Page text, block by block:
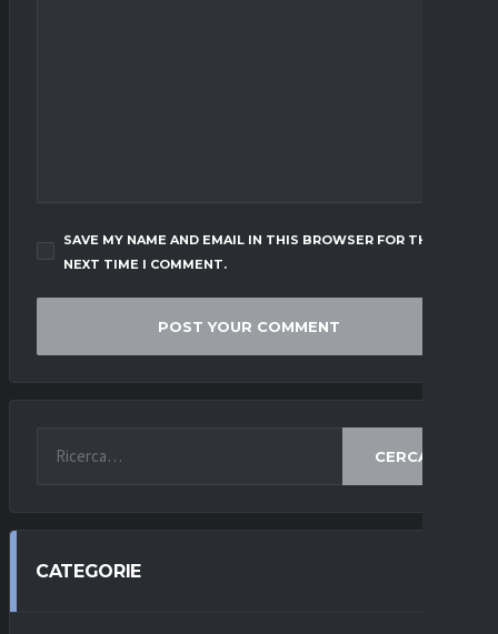
SAVE MY NAME AND EMAIL IN THIS BROWSER FOR THE
NEXT TIME I COMMENT.
CERCA
CATEGORIE